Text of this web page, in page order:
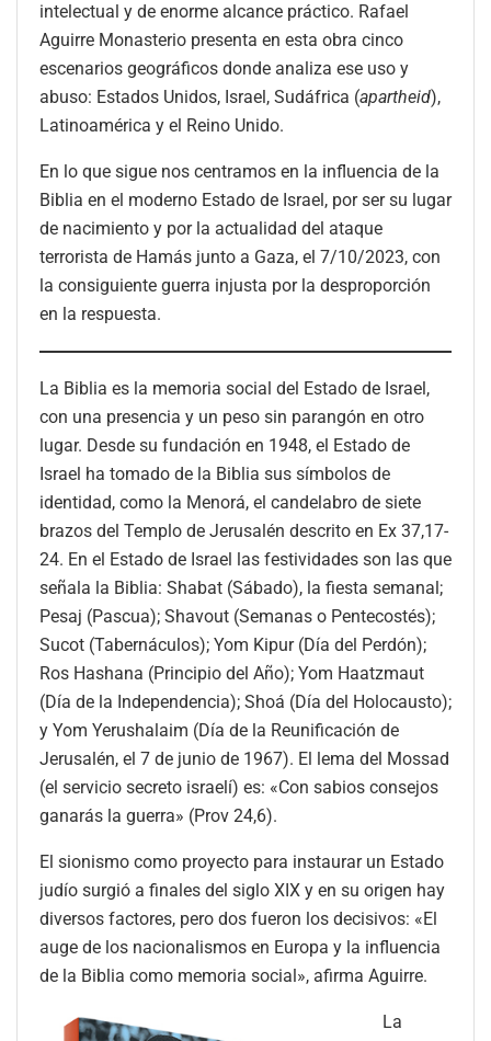
intelectual y de enorme alcance práctico. Rafael
Aguirre Monasterio presenta en esta obra cinco
escenarios geográficos donde analiza ese uso y
abuso: Estados Unidos, Israel, Sudáfrica (apartheid),
Latinoamérica y el Reino Unido.
En lo que sigue nos centramos en la influencia de la
Biblia en el moderno Estado de Israel, por ser su lugar
de nacimiento y por la actualidad del ataque
terrorista de Hamás junto a Gaza, el 7/10/2023, con
la consiguiente guerra injusta por la desproporción
en la respuesta.
La Biblia es la memoria social del Estado de Israel,
con una presencia y un peso sin parangón en otro
lugar. Desde su fundación en 1948, el Estado de
Israel ha tomado de la Biblia sus símbolos de
identidad, como la Menorá, el candelabro de siete
brazos del Templo de Jerusalén descrito en Ex 37,17-
24. En el Estado de Israel las festividades son las que
señala la Biblia: Shabat (Sábado), la fiesta semanal;
Pesaj (Pascua); Shavout (Semanas o Pentecostés);
Sucot (Tabernáculos); Yom Kipur (Día del Perdón);
Ros Hashana (Principio del Año); Yom Haatzmaut
(Día de la Independencia); Shoá (Día del Holocausto);
y Yom Yerushalaim (Día de la Reunificación de
Jerusalén, el 7 de junio de 1967). El lema del Mossad
(el servicio secreto israelí) es: «Con sabios consejos
ganarás la guerra» (Prov 24,6).
El sionismo como proyecto para instaurar un Estado
judío surgió a finales del siglo XIX y en su origen hay
diversos factores, pero dos fueron los decisivos: «El
auge de los nacionalismos en Europa y la influencia
de la Biblia como memoria social», afirma Aguirre.
La